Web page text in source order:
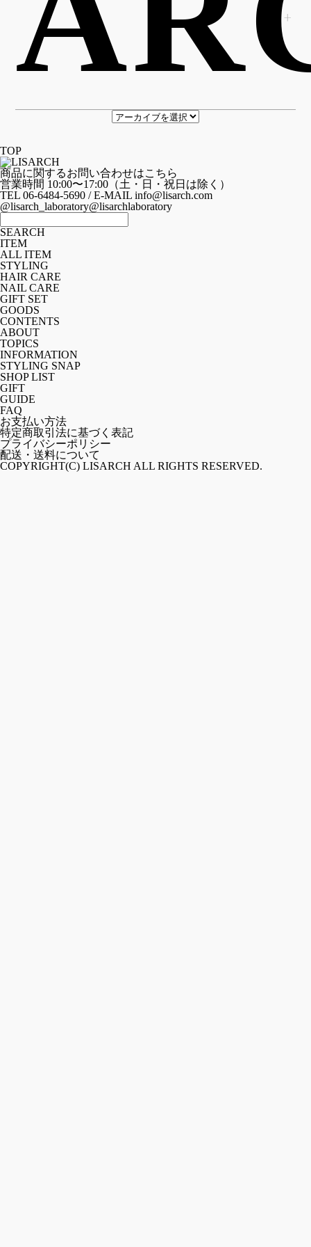
TOP
商品に関するお問い合わせはこちら
営業時間 10:00〜17:00（土・日・祝日は除く）
TEL 06-6484-5690 / E-MAIL info@lisarch.com
@lisarch_laboratory@lisarchlaboratory
SEARCH
ITEM
ALL ITEM
STYLING
HAIR CARE
NAIL CARE
GIFT SET
GOODS
CONTENTS
ABOUT
TOPICS
INFORMATION
STYLING SNAP
SHOP LIST
GIFT
GUIDE
FAQ
お支払い方法
特定商取引法に基づく表記
プライバシーポリシー
配送・送料について
COPYRIGHT(C) LISARCH ALL RIGHTS RESERVED.